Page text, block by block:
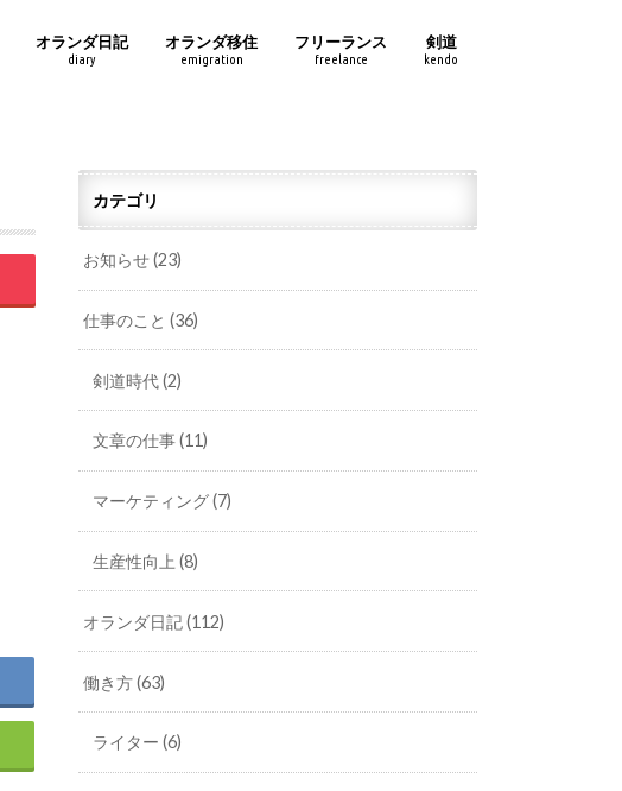
オランダ日記
diary
オランダ移住
emigration
フリーランス
freelance
剣道
kendo
カテゴリ
お知らせ(23)
仕事のこと(36)
剣道時代(2)
文章の仕事(11)
マーケティング(7)
生産性向上 (8)
オランダ日記(112)
働き方(63)
ライター (6)